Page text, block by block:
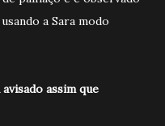
a Sara modo
assim que